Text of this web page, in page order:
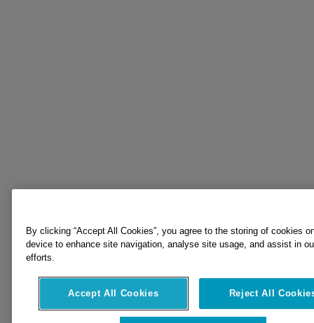
device to enhance site navigation, analyse site usage, and assist in
efforts.